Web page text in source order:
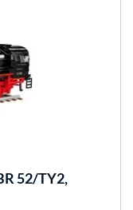
52/TY2,